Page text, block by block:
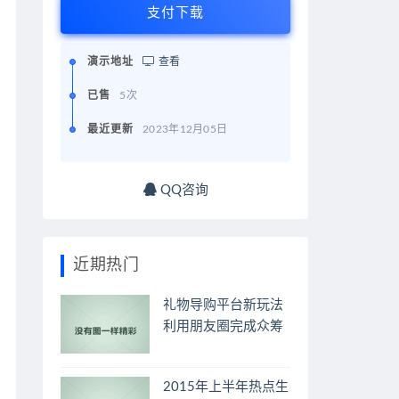
支付下载
演示地址 查看
已售 5次
最近更新 2023年12月05日
QQ咨询
近期热门
礼物导购平台新玩法
利用朋友圈完成众筹
2015年上半年热点生